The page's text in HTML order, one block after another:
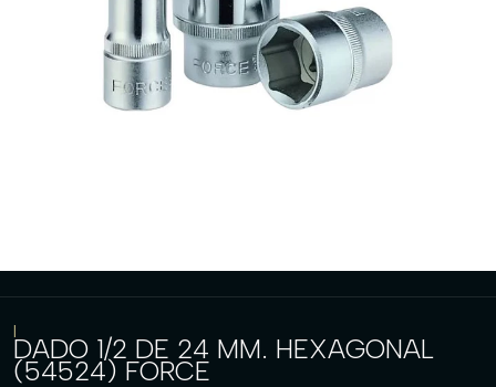
|
DADO 1/2 DE 24 MM. HEXAGONAL
(54524) FORCE